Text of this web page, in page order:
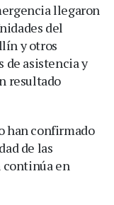
llegaron
del
y otros
de asistencia y
resultado
han confirmado
de las
continúa en